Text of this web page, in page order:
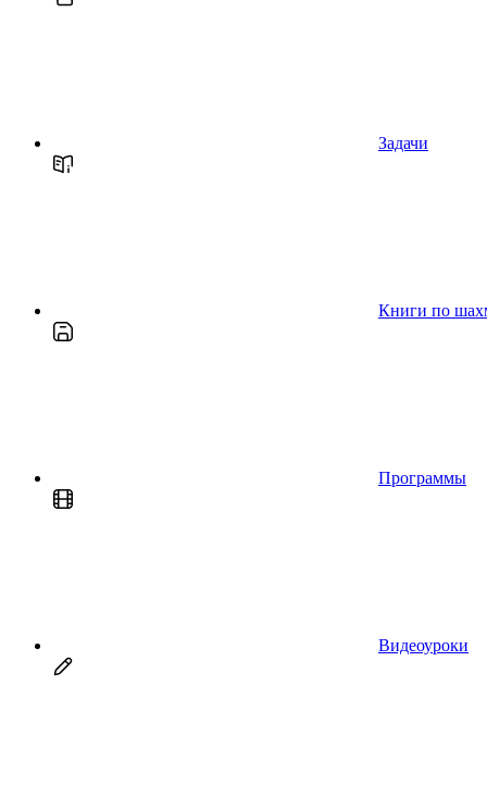
Задачи
Книги по
Программы
Видеоуроки